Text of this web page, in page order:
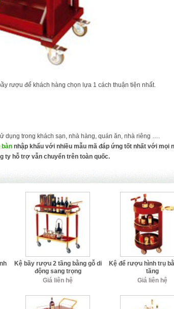
rượu để khách hàng chọn lựa 1 cách thuận tiện nhất.
dụng trong khách sạn, nhà hàng, quán ăn, nhà riêng ….
bàn nhập khẩu với nhiều mẫu mã đáp ứng tốt nhất với mọi
ty hỗ trợ vẫn chuyển trên toàn quốc.
Kệ bầy rượu 2 tầng bằng gỗ di
động sang trọng
Giá liên hệ
Kệ để rượu hình trụ
tầng
Giá liên hệ